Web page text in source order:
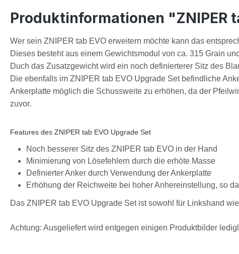
Produktinformationen "ZNIPER
Wer sein ZNIPER tab EVO erweitern möchte kann das
Dieses besteht aus einem Gewichtsmodul von ca. 315 Grain
Duch das Zusatzgewicht wird ein noch definierterer Sitz des
Die ebenfalls im ZNIPER tab EVO Upgrade Set befindliche
Ankerplatte möglich die Schussweite zu erhöhen, da der
zuvor.
Features des ZNIPER tab EVO Upgrade Set
Noch besserer Sitz des ZNIPER tab EVO in der Hand
Minimierung von Lösefehlern durch die erhöte Masse
Definierter Anker durch Verwendung der Ankerplatte
Erhöhung der Reichweite bei hoher Anhereinstellung, so
Das ZNIPER tab EVO Upgrade Set ist sowohl für Linkshand
Achtung: Ausgeliefert wird entgegen einigen Produktbilder